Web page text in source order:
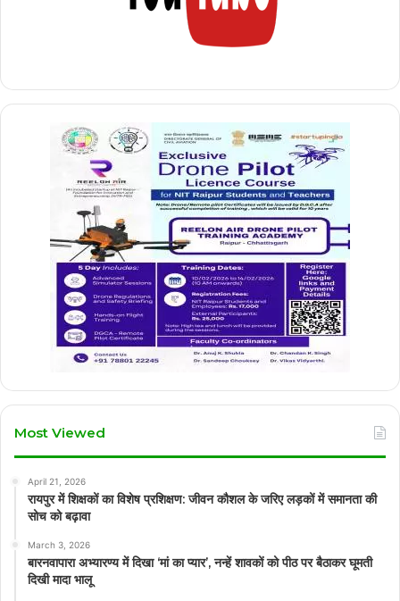
Most Viewed
April 21, 2026
रायपुर में शिक्षकों का विशेष प्रशिक्षण: जीवन कौशल के जरिए लड़कों में समानता की
सोच को बढ़ावा
March 3, 2026
बारनवापारा अभ्यारण्य में दिखा ‘मां का प्यार’, नन्हें शावकों को पीठ पर बैठाकर घूमती
दिखी मादा भालू